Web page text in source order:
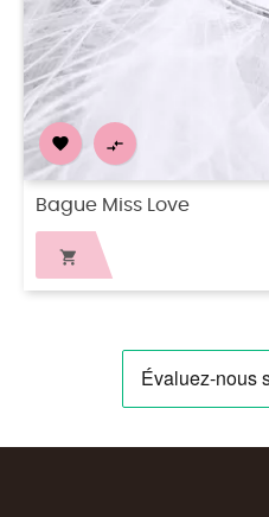
€
Bague Victoria